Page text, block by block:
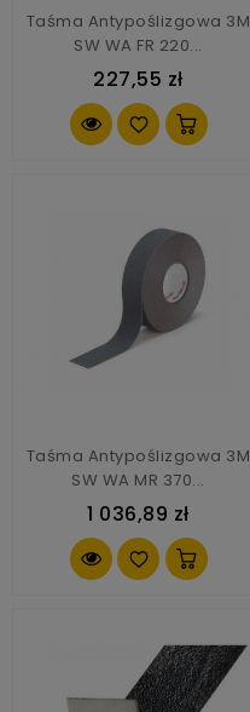
Taśma Antypoślizgowa 3M
SW WA FR 220...
227,55 zł
Taśma Antypoślizgowa 3M
SW WA MR 370...
1 036,89 zł